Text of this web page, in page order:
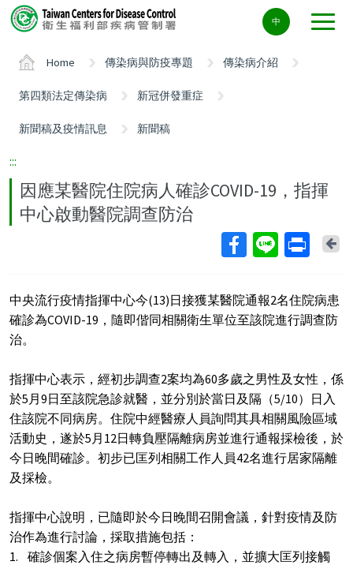
Center
block
中
Home 傳染病與防疫專題 傳染病介紹
第四類法定傳染病 新冠併發重症
新聞稿及疫情訊息 新聞稿
:::
因應某醫院住院病人確診COVID-19，指揮
中心啟動醫院調查防治
中央流行疫情指揮中心今(13)日接獲某醫院通報2名住院病患
確診為COVID-19，隨即偕同相關衛生單位至該院進行調查防
治。
指揮中心表示，經初步調查2案均為60多歲之男性及女性，係
於5月9日至該院急診就醫，並分別於當日及隔（5/10）日入
住該院不同病房。住院中經醫療人員詢問其具相關風險區域
活動史，遂於5月12日轉負壓隔離病房並進行通報採檢後，於
今日晚間確診。初步已匡列相關工作人員42名進行居家隔離
及採檢。
指揮中心說明，已隨即於今日晚間召開會議，針對疫情及防
治作為進行討論，採取措施包括：
1. 確診個案入住之病房暫停轉出及轉入，並擴大匡列接觸